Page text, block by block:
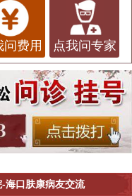
问费用 点我问专家
海口肤康病友交流